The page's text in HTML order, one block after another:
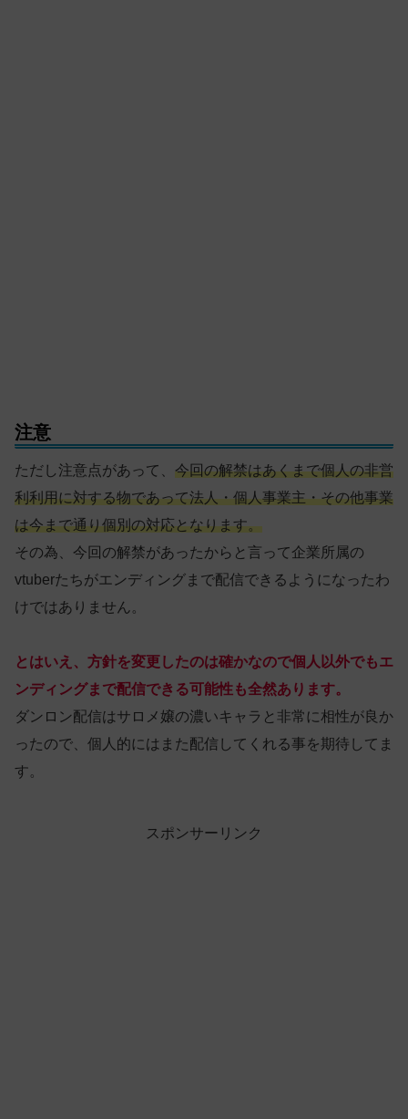
注意
ただし注意点があって、 今回の解禁はあくまで個人の非営
利利用に対する物であって法人・個人事業主・その他事業
は今まで通り個別の対応となります。
その為、今回の解禁があったからと言って企業所属の
vtuberたちがエンディングまで配信できるようになったわ
けではありません。
とはいえ、方針を変更したのは確かなので個人以外でもエ
ンディングまで配信できる可能性も全然あります。
ダンロン配信はサロメ嬢の濃いキャラと非常に相性が良か
ったので、個人的にはまた配信してくれる事を期待してま
す。
スポンサーリンク